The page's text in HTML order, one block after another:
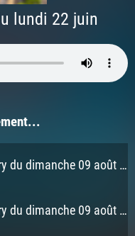
lundi 22 juin
SENSATIONS Miix Factory du dimanche 09 août 2026 à 3h
SENSATIONS Miix Factory du dimanche 09 août 2026 à 2h